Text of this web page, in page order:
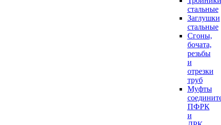
стальные
Заглушки
стальные
Сгоны,
бочата,
резьбы
и
отрезки
труб
Муфты
ПФРК
и